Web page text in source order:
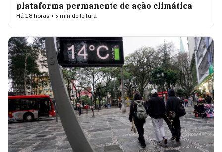
plataforma permanente de ação climática
Há 18 horas • 5 min de leitura